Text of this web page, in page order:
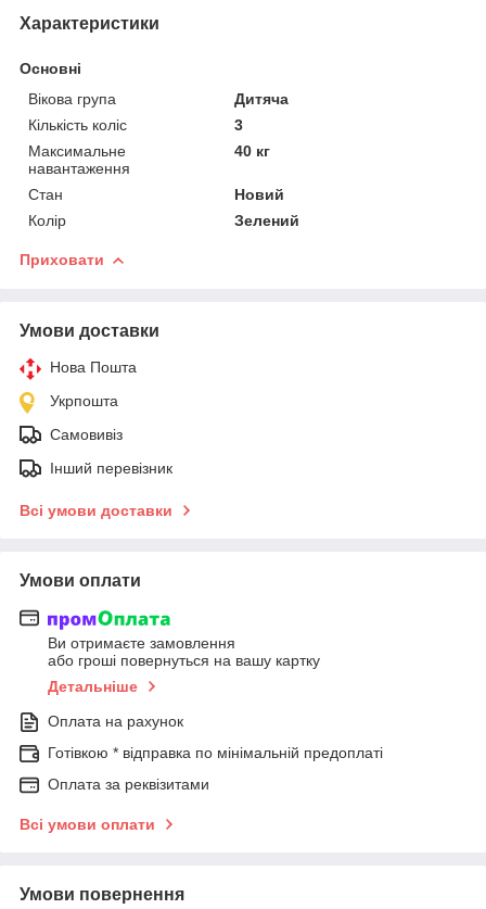
Характеристики
Основні
Вікова група
Дитяча
Кількість коліс
3
Максимальне
навантаження
40 кг
Стан
Новий
Колір
Зелений
Приховати
Умови доставки
Нова Пошта
Укрпошта
Самовивіз
Інший перевізник
Всі умови доставки
Умови оплати
Ви отримаєте замовлення
або гроші повернуться на вашу картку
Детальніше
Оплата на рахунок
Готівкою * відправка по мінімальній предоплаті
Оплата за реквізитами
Всі умови оплати
Умови повернення